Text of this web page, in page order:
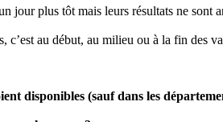
plus tôt mais leurs résultats ne sont
c’est au début, au milieu ou à la fin des
disponibles (sauf dans les